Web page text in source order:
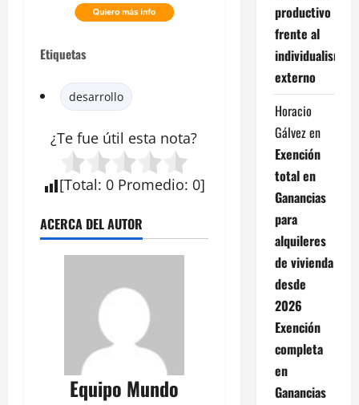
Etiquetas
desarrollo
¿Te fue útil esta nota?
[Total: 0 Promedio: 0]
ACERCA DEL AUTOR
Equipo Mundo
productivo
frente al
individualismo
externo
Horacio
Gálvezen
Exención
total en
Ganancias
para
alquileres
de vivienda
desde
2026
Exención
completa
en
Ganancias